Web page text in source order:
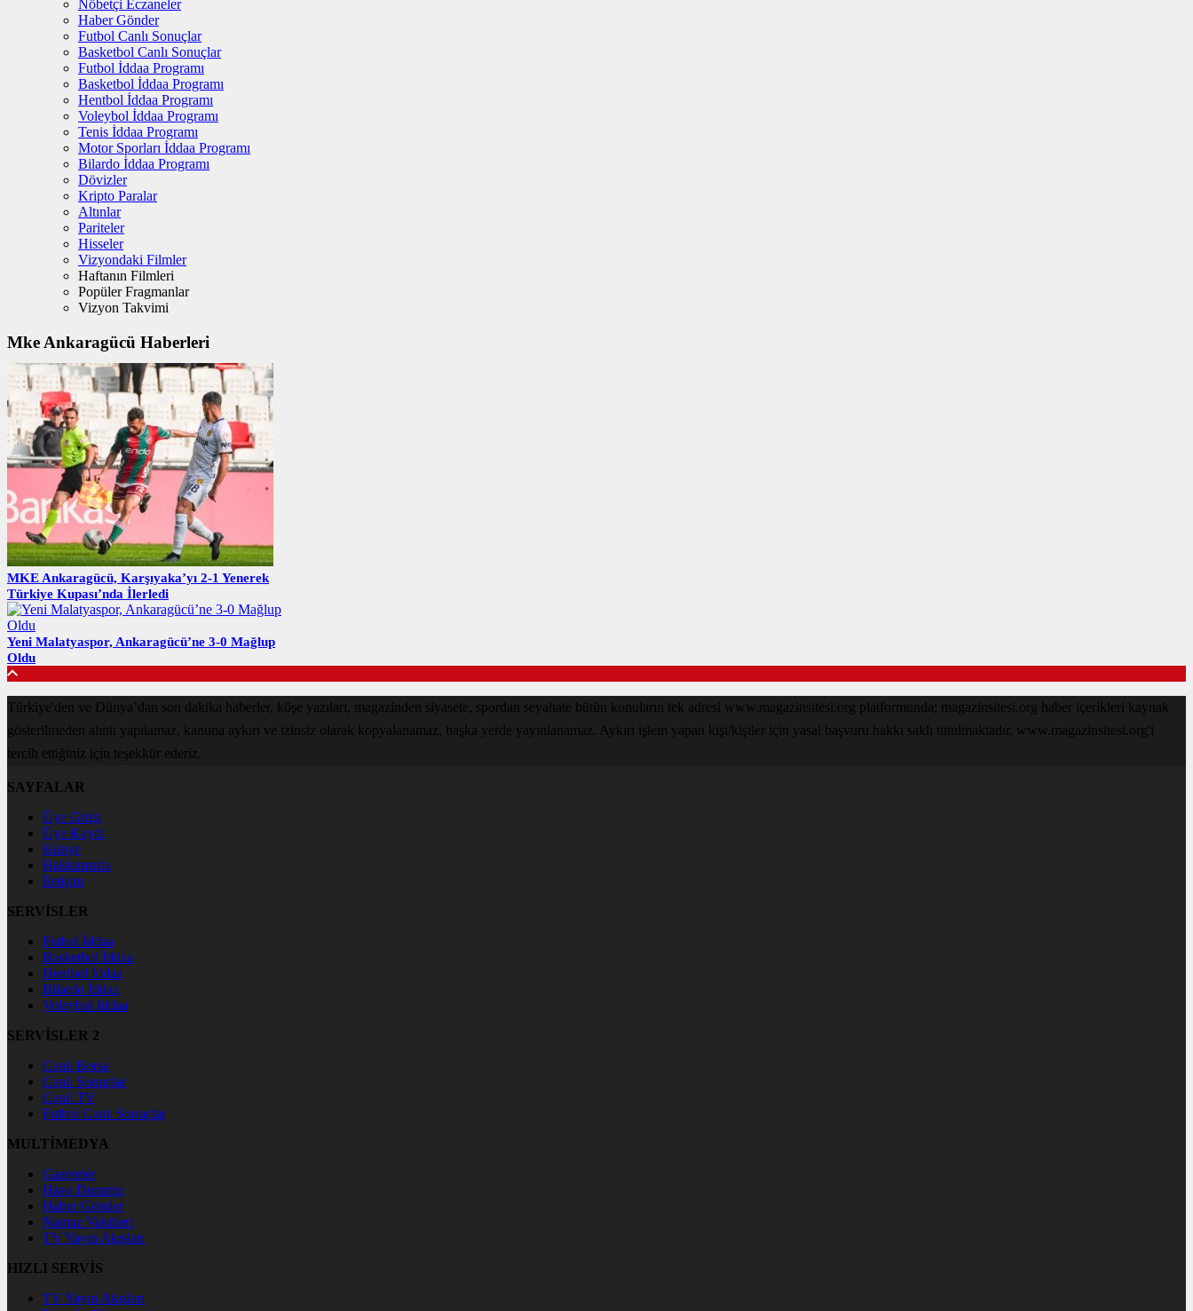
Nöbetçi Eczaneler
Haber Gönder
Futbol Canlı Sonuçlar
Basketbol Canlı Sonuçlar
Futbol İddaa Programı
Basketbol İddaa Programı
Hentbol İddaa Programı
Voleybol İddaa Programı
Tenis İddaa Programı
Motor Sporları İddaa Programı
Bilardo İddaa Programı
Dövizler
Kripto Paralar
Altınlar
Pariteler
Hisseler
Vizyondaki Filmler
Haftanın Filmleri
Popüler Fragmanlar
Vizyon Takvimi
Mke Ankaragücü Haberleri
MKE Ankaragücü, Karşıyaka’yı 2-1 Yenerek
Türkiye Kupası’nda İlerledi
Yeni Malatyaspor, Ankaragücü’ne 3-0 Mağlup
Oldu
Türkiye'den ve Dünya’dan son dakika haberler, köşe yazıları, magazinden siyasete, spordan seyahate bütün konuların tek adresi www.magazinsitesi.org platformunda; magazinsitesi.org haber içerikleri kaynak
gösterilmeden alıntı yapılamaz, kanuna aykırı ve izinsiz olarak kopyalanamaz, başka yerde yayınlanamaz. Aykırı işlem yapan kişi/kişiler için yasal başvuru hakkı saklı tutulmaktadır. www.magazinsitesi.org'i
tercih ettiğiniz için teşekkür ederiz.
SAYFALAR
Üye Girişi
Üye Kaydı
Künye
Hakkımızda
İletişim
SERVİSLER
Futbol İddaa
Basketbol İddaa
Hentbol İddaa
Bilardo İddaa
Voleybol İddaa
SERVİSLER 2
Canlı Borsa
Canlı Sonuçlar
Canlı TV
Futbol Canlı Sonuçlar
MULTİMEDYA
Gazeteler
Hava Durumu
Haber Gönder
Namaz Vakitleri
TV Yayın Akışları
HIZLI SERVİS
TV Yayın Akışları